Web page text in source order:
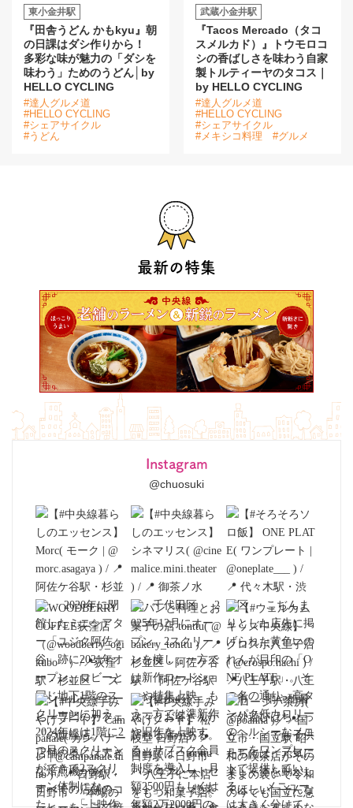
最新の特集
Instagram
@chuosuki
東小金井駅
『田舎うどん かもkyu』朝
の日課はダシ作りから！
多彩な味が魅力の「ダシを
味わう」ためのうどん│by
HELLO CYCLING
#達人グルメ道
#HELLO CYCLING
#シェアサイクル
#うどん
武蔵小金井駅
『Tacos Mercado（タコ
スメルカド）』トウモロコ
シの香ばしさを味わう自家
製トルティーヤのタコス｜
by HELLO CYCLING
#達人グルメ道
#HELLO CYCLING
#シェアサイクル
#メキシコ料理
#グルメ